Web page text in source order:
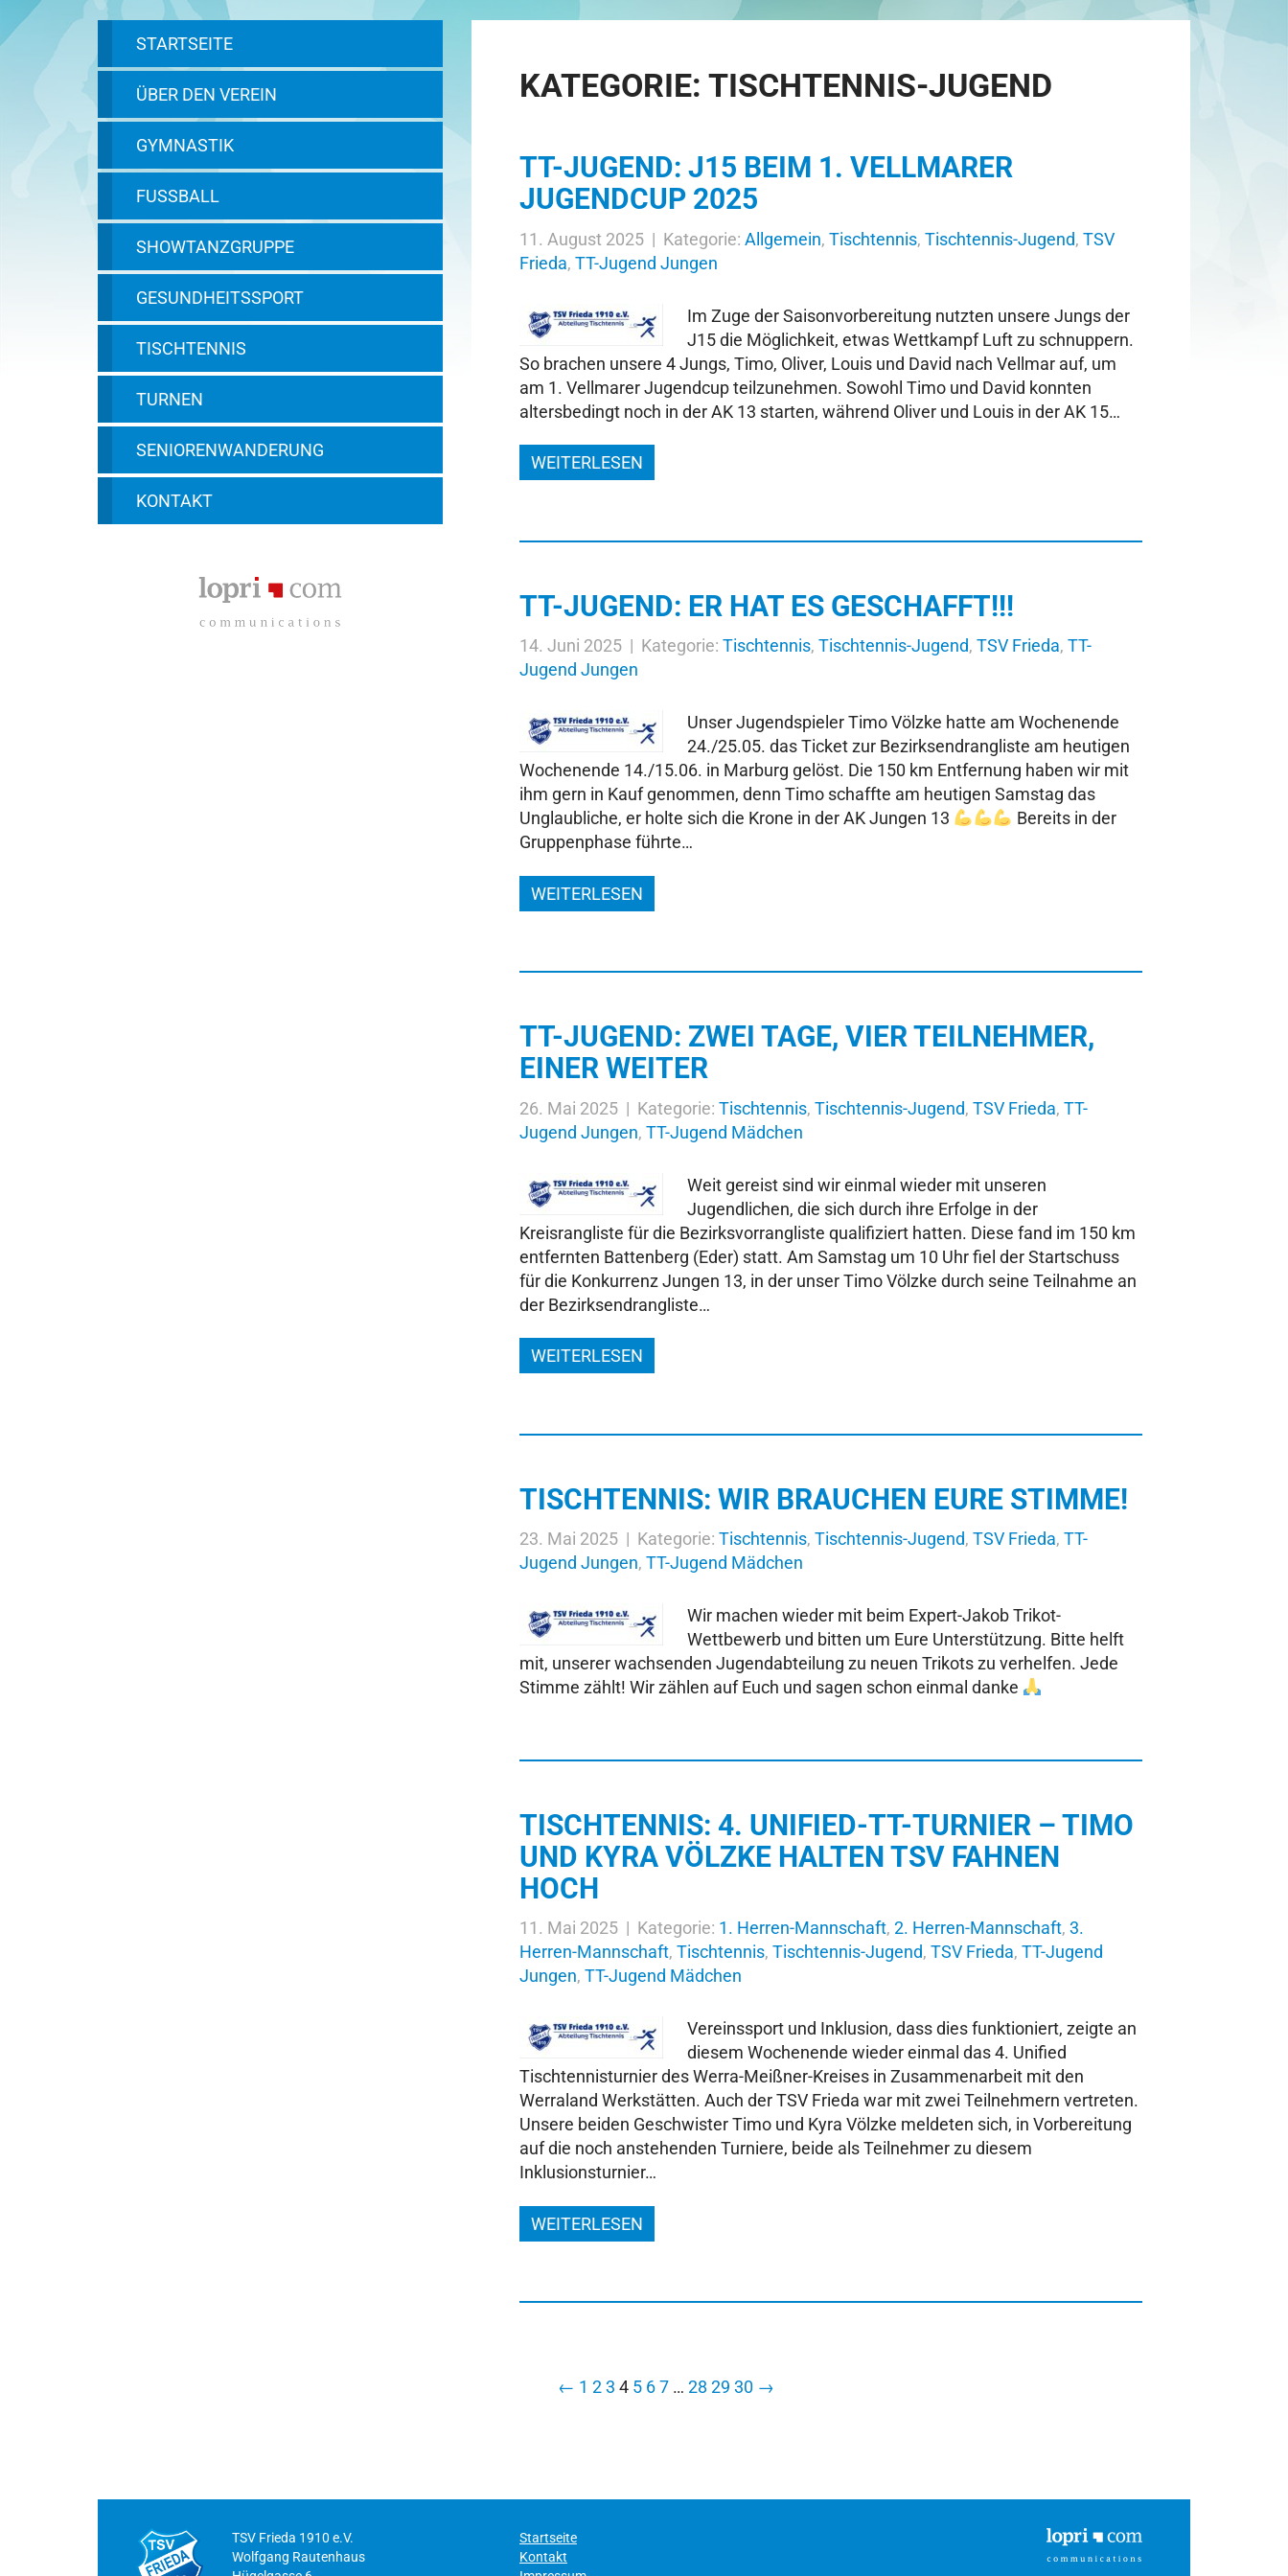
STARTSEITE
ÜBER DEN VEREIN
GYMNASTIK
FUSSBALL
SHOWTANZGRUPPE
GESUNDHEITSSPORT
TISCHTENNIS
TURNEN
SENIORENWANDERUNG
KONTAKT
KATEGORIE: TISCHTENNIS-JUGEND
TT-JUGEND: J15 BEIM 1. VELLMARER
JUGENDCUP 2025
11. August 2025 | Kategorie: Allgemein, Tischtennis, Tischtennis-Jugend, TSV
Frieda, TT-Jugend Jungen
Im Zuge der Saisonvorbereitung nutzten unsere Jungs der
J15 die Möglichkeit, etwas Wettkampf Luft zu schnuppern.
So brachen unsere 4 Jungs, Timo, Oliver, Louis und David nach Vellmar auf, um
am 1. Vellmarer Jugendcup teilzunehmen. Sowohl Timo und David konnten
altersbedingt noch in der AK 13 starten, während Oliver und Louis in der AK 15…
WEITERLESEN
TT-JUGEND: ER HAT ES GESCHAFFT!!!
14. Juni 2025 | Kategorie: Tischtennis, Tischtennis-Jugend, TSV Frieda, TT-
Jugend Jungen
Unser Jugendspieler Timo Völzke hatte am Wochenende
24./25.05. das Ticket zur Bezirksendrangliste am heutigen
Wochenende 14./15.06. in Marburg gelöst. Die 150 km Entfernung haben wir mit
ihm gern in Kauf genommen, denn Timo schaffte am heutigen Samstag das
Unglaubliche, er holte sich die Krone in der AK Jungen 13
Bereits in der
Gruppenphase führte…
WEITERLESEN
TT-JUGEND: ZWEI TAGE, VIER TEILNEHMER,
EINER WEITER
26. Mai 2025 | Kategorie: Tischtennis, Tischtennis-Jugend, TSV Frieda, TT-
Jugend Jungen, TT-Jugend Mädchen
Weit gereist sind wir einmal wieder mit unseren
Jugendlichen, die sich durch ihre Erfolge in der
Kreisrangliste für die Bezirksvorrangliste qualifiziert hatten. Diese fand im 150 km
entfernten Battenberg (Eder) statt. Am Samstag um 10 Uhr fiel der Startschuss
für die Konkurrenz Jungen 13, in der unser Timo Völzke durch seine Teilnahme an
der Bezirksendrangliste…
WEITERLESEN
TISCHTENNIS: WIR BRAUCHEN EURE STIMME!
23. Mai 2025 | Kategorie: Tischtennis, Tischtennis-Jugend, TSV Frieda, TT-
Jugend Jungen, TT-Jugend Mädchen
Wir machen wieder mit beim Expert-Jakob Trikot-
Wettbewerb und bitten um Eure Unterstützung. Bitte helft
mit, unserer wachsenden Jugendabteilung zu neuen Trikots zu verhelfen. Jede
Stimme zählt! Wir zählen auf Euch und sagen schon einmal danke
TISCHTENNIS: 4. UNIFIED-TT-TURNIER – TIMO
UND KYRA VÖLZKE HALTEN TSV FAHNEN
HOCH
11. Mai 2025 | Kategorie: 1. Herren-Mannschaft, 2. Herren-Mannschaft, 3.
Herren-Mannschaft, Tischtennis, Tischtennis-Jugend, TSV Frieda, TT-Jugend
Jungen, TT-Jugend Mädchen
Vereinssport und Inklusion, dass dies funktioniert, zeigte an
diesem Wochenende wieder einmal das 4. Unified
Tischtennisturnier des Werra-Meißner-Kreises in Zusammenarbeit mit den
Werraland Werkstätten. Auch der TSV Frieda war mit zwei Teilnehmern vertreten.
Unsere beiden Geschwister Timo und Kyra Völzke meldeten sich, in Vorbereitung
auf die noch anstehenden Turniere, beide als Teilnehmer zu diesem
Inklusionsturnier…
WEITERLESEN
← 1 23 4 5 67 … 28 29 30 →
TSV Frieda 1910 e.V.
Wolfgang Rautenhaus
Startseite
Kontakt